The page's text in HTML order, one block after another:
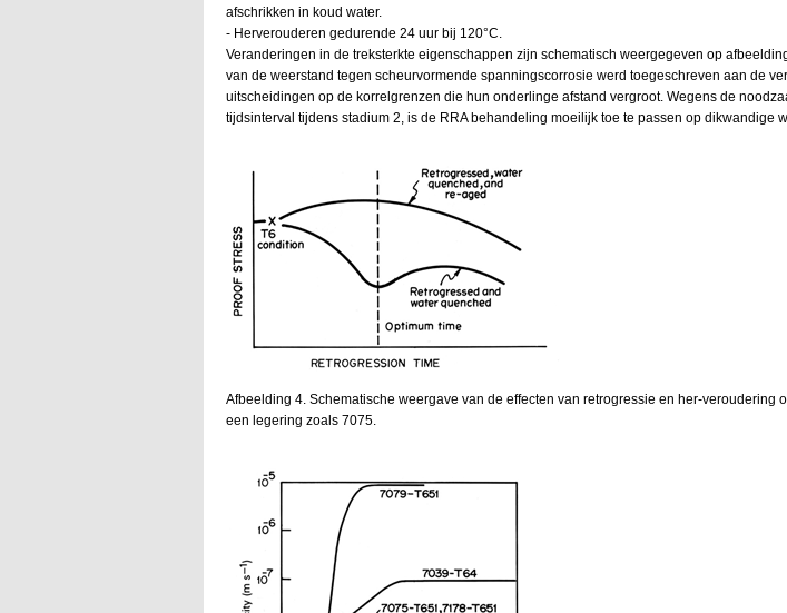
afschrikken in koud water.
- Herverouderen gedurende 24 uur bij 120°C.
Veranderingen in de treksterkte eigenschappen zijn schematisch weergegeven op
van de weerstand tegen scheurvormende spanningscorrosie werd toegeschreven aan de
uitscheidingen op de korrelgrenzen die hun onderlinge afstand vergroot. Wegens de
tijdsinterval tijdens stadium 2, is de RRA behandeling moeilijk toe te passen op dikwandige
Afbeelding 4. Schematische weergave van de effecten van retrogressie en her-veroudering
een legering zoals 7075.